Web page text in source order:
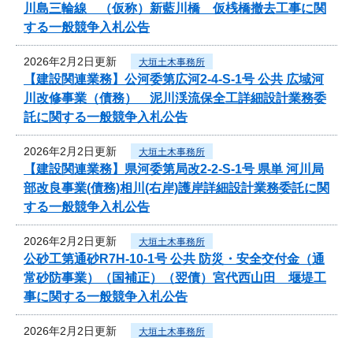
川島三輪線 （仮称）新藍川橋 仮桟橋撤去工事に関
する一般競争入札公告
2026年2月2日更新 大垣土木事務所
【建設関連業務】公河委第広河2-4-S-1号 公共 広域河
川改修事業（債務） 泥川渓流保全工詳細設計業務委
託に関する一般競争入札公告
2026年2月2日更新 大垣土木事務所
【建設関連業務】県河委第局改2-2-S-1号 県単 河川局
部改良事業(債務)相川(右岸)護岸詳細設計業務委託に関
する一般競争入札公告
2026年2月2日更新 大垣土木事務所
公砂工第通砂R7H-10-1号 公共 防災・安全交付金（通
常砂防事業）（国補正）（翌債）宮代西山田 堰堤工
事に関する一般競争入札公告
2026年2月2日更新 大垣土木事務所